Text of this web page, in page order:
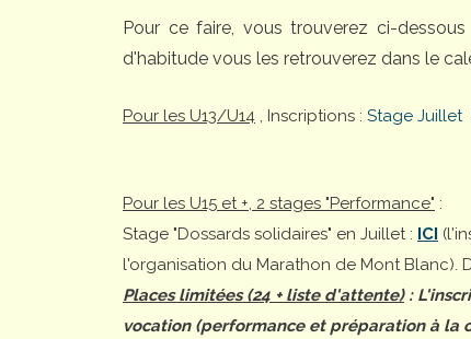
Pour ce faire, vous trouverez ci-
d'habitude vous les retrouverez dans le
Pour les U13/U14 , Inscriptions : Stage Juillet
Pour les U15 et +, 2 stages "Performance" :
Stage "Dossards solidaires" en Juillet : ICI
l'organisation du Marathon de Mont Blanc).
Places limitées (24 + liste d'attente):
vocation (performance et préparation à la